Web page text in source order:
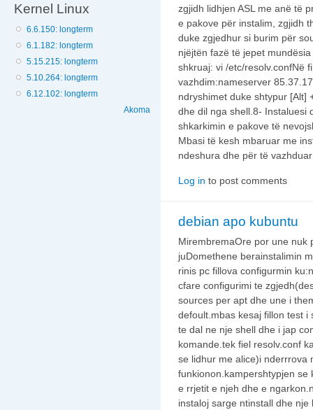
Kernel Linux
6.6.150: longterm
6.1.182: longterm
5.15.215: longterm
5.10.264: longterm
6.12.102: longterm
Akoma
zgjidh lidhjen ASL me anë të
e pakove për instalim, zgjidh
duke zgjedhur si burim për
njëjtën fazë të jepet
shkruaj: vi /etc/resolv.confNë
vazhdim:nameserver
ndryshimet duke shtypur [Alt]
dhe dil nga shell.8- Instaluesi
shkarkimin e pakove të
Mbasi të kesh mbaruar me
ndeshura dhe për të
Log in to post comments
debian apo kubuntu
MirembremaOre por une nuk
juDomethene berainstalimin
rinis pc fillova configurmin
cfare configurimi te
sources per apt dhe une i
defoult.mbas kesaj fillon test
te dal ne nje shell dhe i jap
komande.tek fiel resolv.conf
se lidhur me alice)i nderrrova
funkionon.kampershtypjen se
e rrjetit e njeh dhe e
instaloj sarge ntinstall dhe